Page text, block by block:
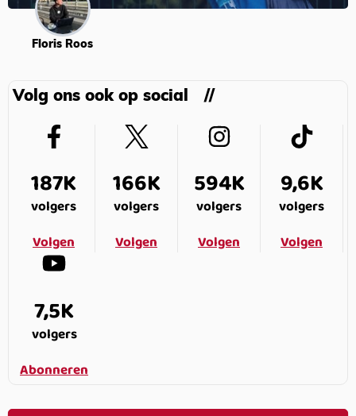
Floris Roos
Volg ons ook op social
187K
volgers
Volgen
166K
volgers
Volgen
594K
volgers
Volgen
9,6K
volgers
Volgen
7,5K
volgers
Abonneren